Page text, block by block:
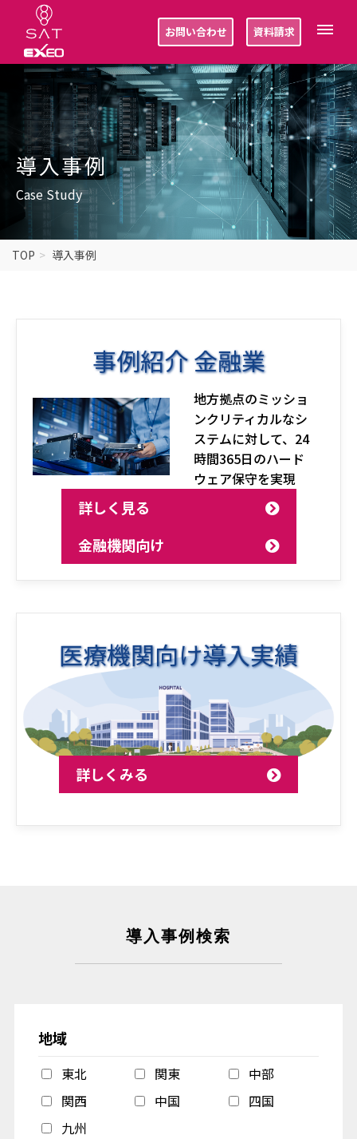
お問い合わせ 資料請求
導入事例
Case Study
TOP 導入事例
事例紹介 金融業
地方拠点のミッショ
ンクリティカルなシ
ステムに対して、24
時間365日のハード
ウェア保守を実現
詳しく見る
金融機関向け
医療機関向け導入実績
詳しくみる
導入事例検索
地域
東北 関東
中部
関西
中国
四国
九州